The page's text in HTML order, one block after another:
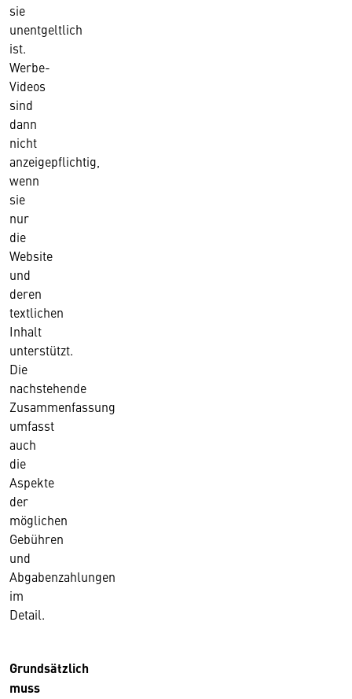
sie
unentgeltlich
ist.
Werbe-
Videos
sind
dann
nicht
anzeigepflichtig,
wenn
sie
nur
die
Website
und
deren
textlichen
Inhalt
unterstützt.
Die
nachstehende
Zusammenfassung
umfasst
auch
die
Aspekte
der
möglichen
Gebühren
und
Abgabenzahlungen
im
Detail.
Grundsätzlich
muss